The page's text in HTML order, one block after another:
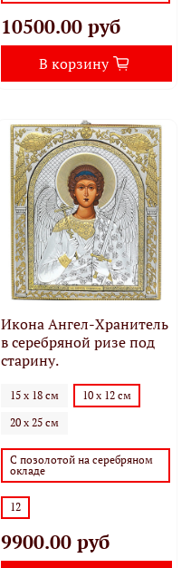
10500.00 руб
В корзину
Икона Ангел-Хранитель
в серебряной ризе под
старину.
15 х 18 см 10 х 12 см
20 х 25 см
С позолотой на серебряном
окладе
12
9900.00 руб